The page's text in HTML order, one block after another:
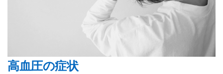
高血圧の症状